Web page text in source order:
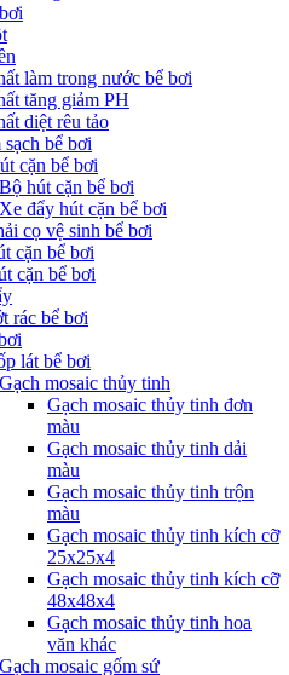
làm trong nước bể bơi
tăng giảm PH
diệt rêu tảo
bể bơi
cặn bể bơi
Bộ hút cặn bể bơi
Xe đẩy hút cặn bể bơi
cọ vệ sinh bể bơi
cặn bể bơi
cặn bể bơi
rác bể bơi
lát bể bơi
Gạch mosaic thủy tinh
Gạch mosaic thủy tinh đơn
màu
Gạch mosaic thủy tinh dải
màu
Gạch mosaic thủy tinh trộn
màu
Gạch mosaic thủy tinh kích cỡ
25x25x4
Gạch mosaic thủy tinh kích cỡ
48x48x4
Gạch mosaic thủy tinh hoa
văn khác
Gạch mosaic gốm sứ